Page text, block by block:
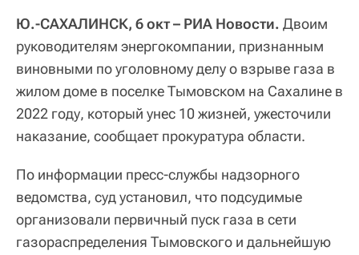
Ю.-САХАЛИНСК, 6 окт – РИА Новости. Двоим
руководителям энергокомпании, признанным
виновными по уголовному делу о взрыве газа в
жилом доме в поселке Тымовском на Сахалине в
2022 году, который унес 10 жизней, ужесточили
наказание, сообщает прокуратура области.
По информации пресс-службы надзорного
ведомства, суд установил, что подсудимые
организовали первичный пуск газа в сети
газораспределения Тымовского и дальнейшую